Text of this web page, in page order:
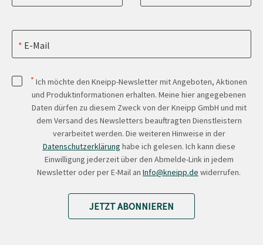
E-Mail
* Ich möchte den Kneipp-Newsletter mit Angeboten, Aktionen
und Produktinformationen erhalten. Meine hier angegebenen
Daten dürfen zu diesem Zweck von der Kneipp GmbH und mit
dem Versand des Newsletters beauftragten Dienstleistern
verarbeitet werden. Die weiteren Hinweise in der
Datenschutzerklärung habe ich gelesen. Ich kann diese
Einwilligung jederzeit über den Abmelde-Link in jedem
Newsletter oder per E-Mail an Info@kneipp.de widerrufen.
JETZT ABONNIEREN